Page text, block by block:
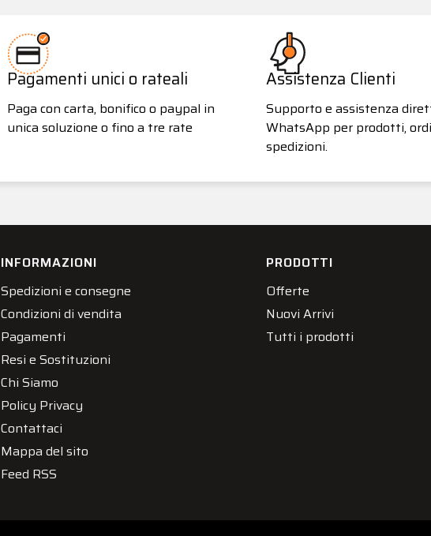
Pagamenti unici o rateali
Paga con carta, bonifico o paypal in
unica soluzione o fino a tre rate
Assistenza Clienti
Supporto e assistenza
WhatsApp per prodotti,
spedizioni.
INFORMAZIONI
Spedizioni e consegne
Condizioni di vendita
Pagamenti
Resi e Sostituzioni
Chi Siamo
Policy Privacy
Contattaci
Mappa del sito
Feed RSS
PRODOTTI
Offerte
Nuovi Arrivi
Tutti i prodotti